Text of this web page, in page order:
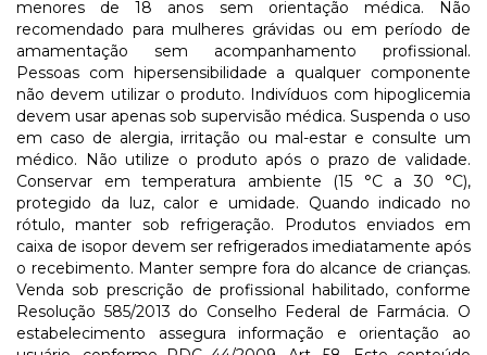
menores de 18 anos sem orientação médica. Não
recomendado para mulheres grávidas ou em período de
amamentação sem acompanhamento profissional.
Pessoas com hipersensibilidade a qualquer componente
não devem utilizar o produto. Indivíduos com hipoglicemia
devem usar apenas sob supervisão médica. Suspenda o uso
em caso de alergia, irritação ou mal-estar e consulte um
médico. Não utilize o produto após o prazo de validade.
Conservar em temperatura ambiente (15 °C a 30 °C),
protegido da luz, calor e umidade. Quando indicado no
rótulo, manter sob refrigeração. Produtos enviados em
caixa de isopor devem ser refrigerados imediatamente após
o recebimento. Manter sempre fora do alcance de crianças.
Venda sob prescrição de profissional habilitado, conforme
Resolução 585/2013 do Conselho Federal de Farmácia. O
estabelecimento assegura informação e orientação ao